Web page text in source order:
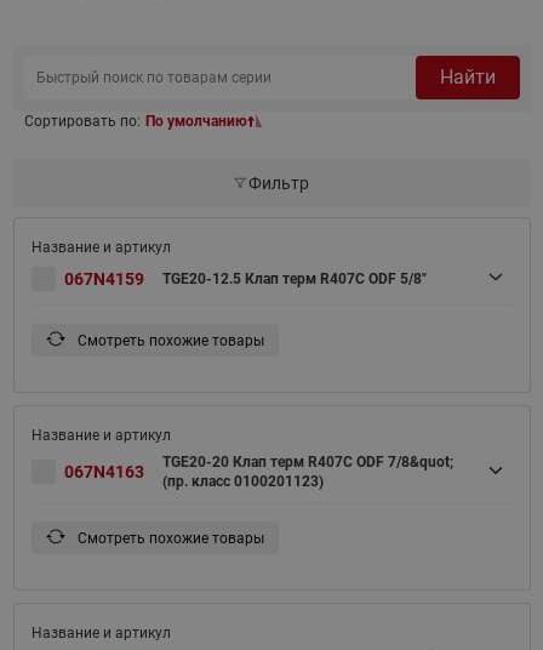
Найти
Сортировать по: По умолчанию
Фильтр
067N4159 TGE20-12.5 Клап терм R407С ODF 5/8"
Смотреть похожие товары
067N4163
TGE20-20 Клап терм R407С ODF 7/8&quot;
(пр. класс 0100201123)
Смотреть похожие товары